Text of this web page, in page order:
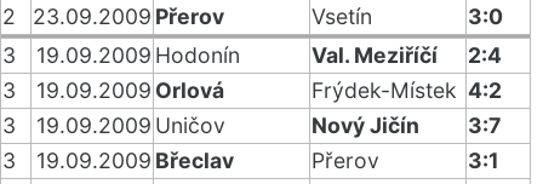
2
23.09.2009 Přerov Vsetín
3:0
3
19.09.2009 Hodonín Val. Meziříčí
2:4
3
19.09.2009 Orlová Frýdek-Místek 4:2
3
19.09.2009 Uničov Nový Jičín
3:7
3
19.09.2009 Břeclav Přerov
3:1